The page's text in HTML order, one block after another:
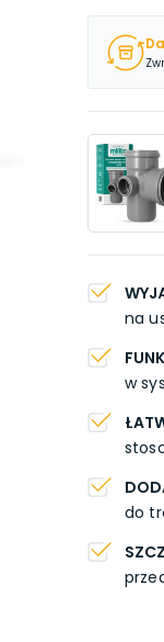
na
w
do